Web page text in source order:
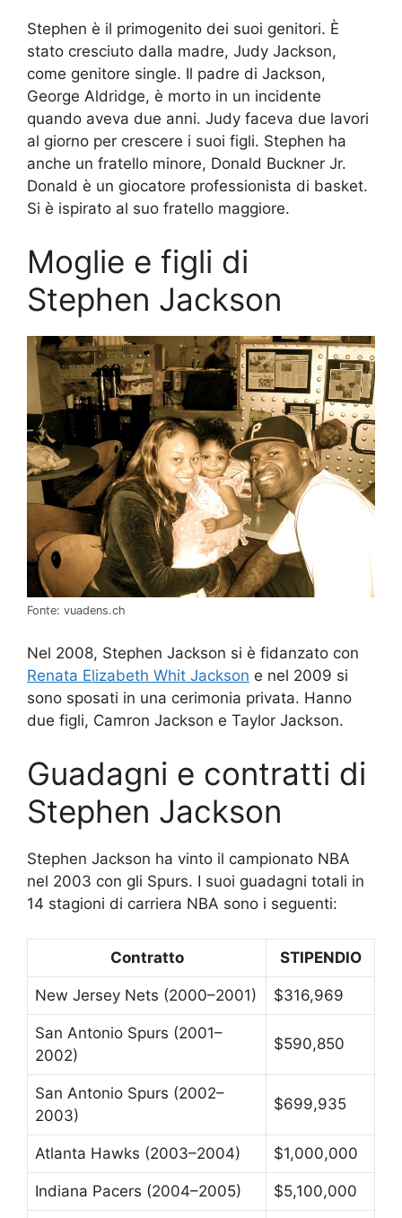
Stephen è il primogenito dei suoi genitori. È
stato cresciuto dalla madre, Judy Jackson,
come genitore single. Il padre di Jackson,
George Aldridge, è morto in un incidente
quando aveva due anni. Judy faceva due lavori
al giorno per crescere i suoi figli. Stephen ha
anche un fratello minore, Donald Buckner Jr.
Donald è un giocatore professionista di basket.
Si è ispirato al suo fratello maggiore.
Moglie e figli di
Stephen Jackson
Fonte: vuadens.ch
Nel 2008, Stephen Jackson si è fidanzato con
Renata Elizabeth Whit Jackson e nel 2009 si
sono sposati in una cerimonia privata. Hanno
due figli, Camron Jackson e Taylor Jackson.
Guadagni e contratti di
Stephen Jackson
Stephen Jackson ha vinto il campionato NBA
nel 2003 con gli Spurs. I suoi guadagni totali in
14 stagioni di carriera NBA sono i seguenti:
Contratto STIPENDIO
New Jersey Nets (2000–2001) $316,969
San Antonio Spurs (2001–
2002)
$590,850
San Antonio Spurs (2002–
2003)
$699,935
Atlanta Hawks (2003–2004) $1,000,000
Indiana Pacers (2004–2005) $5,100,000